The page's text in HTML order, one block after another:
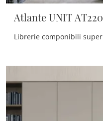
Atlante UNIT AT220